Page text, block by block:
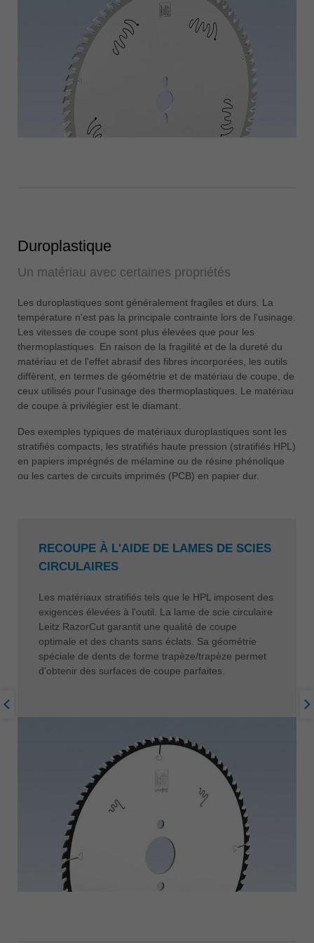
Duroplastique
Un matériau avec certaines propriétés
Les duroplastiques sont généralement fragiles et durs. La
température n'est pas la principale contrainte lors de l'usinage.
Les vitesses de coupe sont plus élevées que pour les
thermoplastiques. En raison de la fragilité et de la dureté du
matériau et de l'effet abrasif des fibres incorporées, les outils
diffèrent, en termes de géométrie et de matériau de coupe, de
ceux utilisés pour l'usinage des thermoplastiques. Le matériau
de coupe à privilégier est le diamant.
Des exemples typiques de matériaux duroplastiques sont les
stratifiés compacts, les stratifiés haute pression (stratifiés HPL)
en papiers imprégnés de mélamine ou de résine phénolique
ou les cartes de circuits imprimés (PCB) en papier dur.
RECOUPE À L'AIDE DE LAMES DE SCIES
CIRCULAIRES
Les matériaux stratifiés tels que le HPL imposent des
exigences élevées à l'outil. La lame de scie circulaire
Leitz RazorCut garantit une qualité de coupe
optimale et des chants sans éclats. Sa géométrie
spéciale de dents de forme trapèze/trapèze permet
d'obtenir des surfaces de coupe parfaites.